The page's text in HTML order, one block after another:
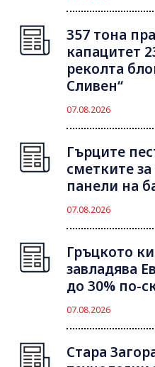
357 тона
капацитет
реколта
Сливен“
07.08.2026
Гърците
сметките
панели на
07.08.2026
Гръцкото
завладява
до 30% по-
07.08.2026
Стара